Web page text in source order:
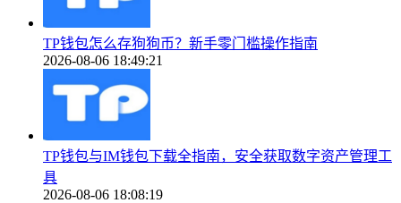
TP钱包怎么存狗狗币？新手零门槛操作指南
2026-08-06 18:49:21
TP钱包与IM钱包下载全指南，安全获取数字资产管理工
具
2026-08-06 18:08:19